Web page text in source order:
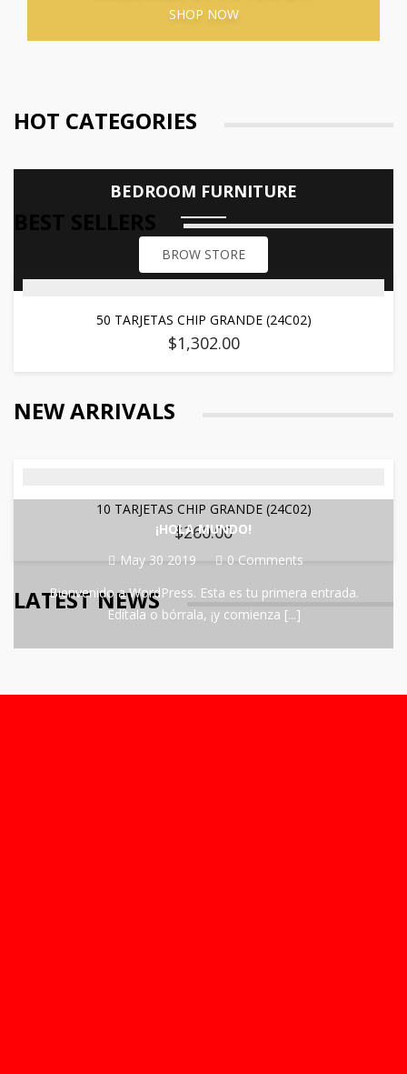
SHOP NOW
HOT CATEGORIES
BEDROOM FURNITURE
BROW STORE
BEST SELLERS
50 TARJETAS CHIP GRANDE (24C02)
$1,302.00
NEW ARRIVALS
10 TARJETAS CHIP GRANDE (24C02)
$260.00
LATEST NEWS
¡HOLA MUNDO!
May 30 2019
0 Comments
Bienvenido a WordPress. Esta es tu primera entrada.
Edítala o bórrala, ¡y comienza [...]